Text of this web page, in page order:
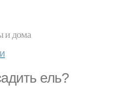
и дома
ель?